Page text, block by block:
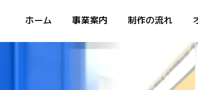
ホーム 事業案内 制作の流れ